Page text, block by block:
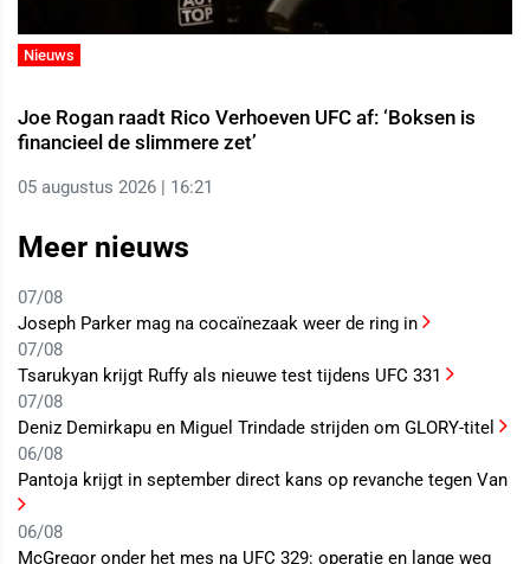
Nieuws
Joe Rogan raadt Rico Verhoeven UFC af: ‘Boksen is
financieel de slimmere zet’
05 augustus 2026 | 16:21
Meer nieuws
07/08
Joseph Parker mag na cocaïnezaak weer de ring in
07/08
Tsarukyan krijgt Ruffy als nieuwe test tijdens UFC 331
07/08
Deniz Demirkapu en Miguel Trindade strijden om GLORY-titel
06/08
Pantoja krijgt in september direct kans op revanche tegen Van
06/08
McGregor onder het mes na UFC 329: operatie en lange weg